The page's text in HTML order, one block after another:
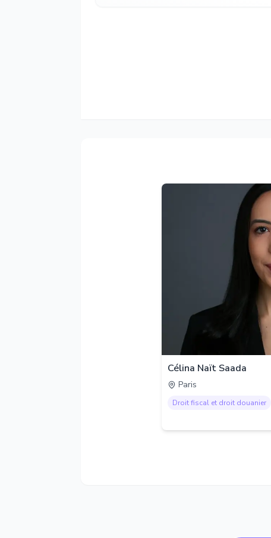
Célina Naït Saada
Paris
Droit fiscal et droit douanier